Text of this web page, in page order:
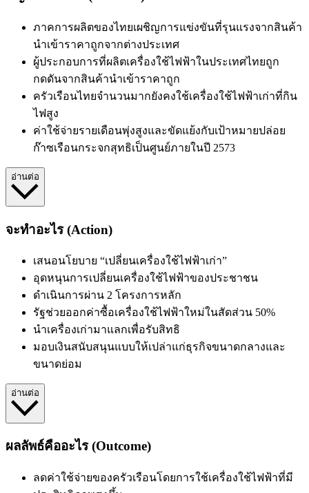
ภาคการผลิตของไทยเผชิญการแข่งขันที่รุนแรงจากสินค้า
นำเข้าราคาถูกจากต่างประเทศ
ผู้ประกอบการที่ผลิตเครื่องใช้ไฟฟ้าในประเทศไทยถูก
กดดันจากสินค้านำเข้าราคาถูก
ครัวเรือนไทยจำนวนมากยังคงใช้เครื่องใช้ไฟฟ้าเก่าที่กิน
ไฟสูง
ค่าใช้จ่ายรายเดือนพุ่งสูงและขัดแย้งกับเป้าหมายปล่อย
ก๊าซเรือนกระจกสุทธิเป็นศูนย์ภายในปี 2573
อ่านต่อ
จะทำอะไร (Action)
เสนอนโยบาย “เปลี่ยนเครื่องใช้ไฟฟ้าเก่า”
อุดหนุนการเปลี่ยนเครื่องใช้ไฟฟ้าของประชาชน
ดำเนินการผ่าน 2 โครงการหลัก
รัฐช่วยออกค่าซื้อเครื่องใช้ไฟฟ้าใหม่ในสัดส่วน 50%
นำเครื่องเก่ามาแลกเพื่อรับสิทธิ
มอบเงินสนับสนุนแบบให้เปล่าแก่ธุรกิจขนาดกลางและ
ขนาดย่อม
อ่านต่อ
ผลลัพธ์คืออะไร (Outcome)
ลดค่าใช้จ่ายของครัวเรือนโดยการใช้เครื่องใช้ไฟฟ้าที่มี